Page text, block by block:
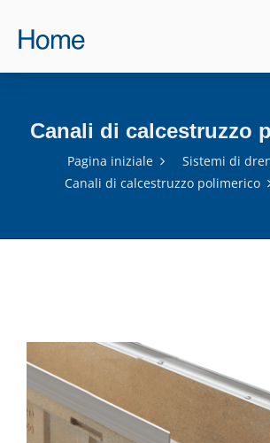
Canali di calcestruzzo
Pagina iniziale
Sistemi di
Canali di calcestruzzo polimerico